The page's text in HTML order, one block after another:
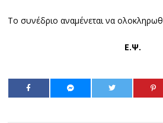
Το συνέδριο αναμένεται να
Ε.Ψ.